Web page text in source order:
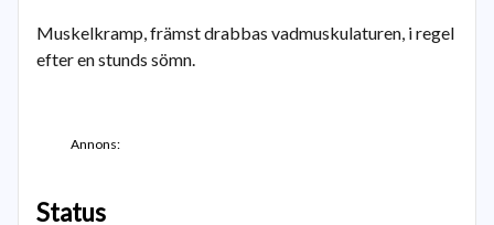
Muskelkramp, främst drabbas vadmuskulaturen, i regel
efter en stunds sömn.
Annons:
Status